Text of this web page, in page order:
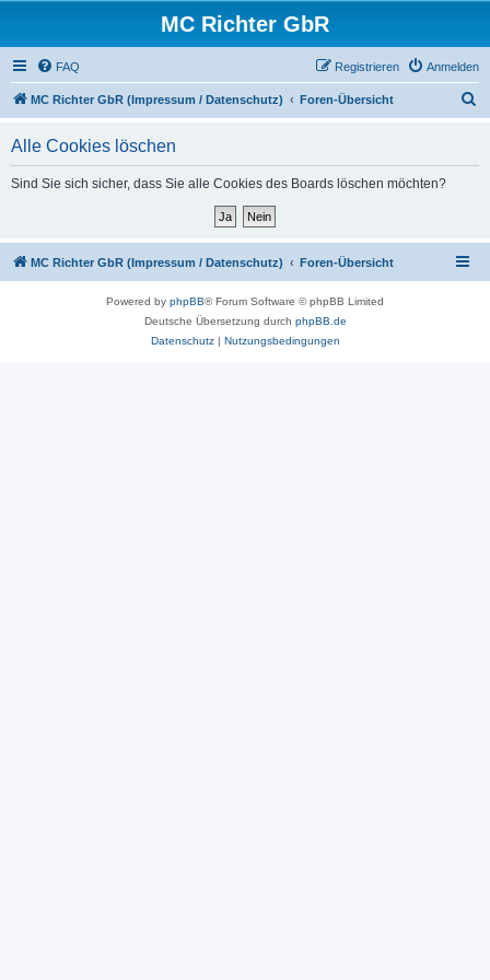
MC Richter GbR
FAQ Anmelden
Registrieren
MC Richter GbR (Impressum / Datenschutz) Foren-Übersicht
Alle Cookies löschen
Sind Sie sich sicher, dass Sie alle Cookies des Boards löschen möchten?
MC Richter GbR (Impressum / Datenschutz) Foren-Übersicht
Powered by phpBB® Forum Software © phpBB Limited
Deutsche Übersetzung durch phpBB.de
Datenschutz| Nutzungsbedingungen